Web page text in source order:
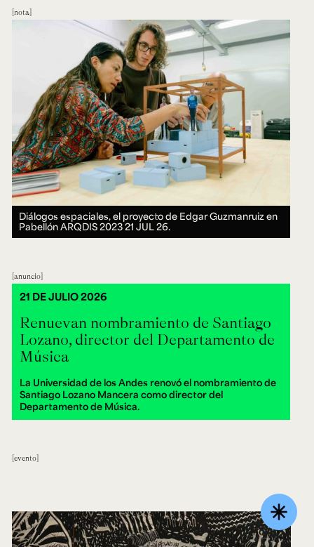
nota
Diálogos espaciales, el proyecto de Edgar Guzmanruiz en
Pabellón ARQDIS 202321 JUL 26.
anuncio
Renuevan nombramiento de Santiago
Lozano, director del Departamento de
Música
La Universidad de los Andes renovó el nombramiento de
Santiago Lozano Mancera como director del
Departamento de Música.
21 DE JULIO 2026
evento
asterisk